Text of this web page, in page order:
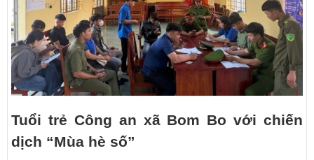
Tuổi trẻ Công an xã Bom Bo với chiến
dịch “Mùa hè số”